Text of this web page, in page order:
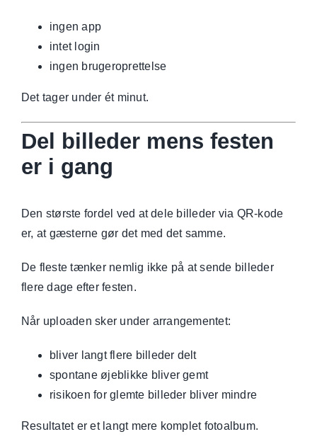
ingen app
intet login
ingen brugeroprettelse
Det tager under ét minut.
Del billeder mens festen
er i gang
Den største fordel ved at dele billeder via QR-kode
er, at gæsterne gør det med det samme.
De fleste tænker nemlig ikke på at sende billeder
flere dage efter festen.
Når uploaden sker under arrangementet:
bliver langt flere billeder delt
spontane øjeblikke bliver gemt
risikoen for glemte billeder bliver mindre
Resultatet er et langt mere komplet fotoalbum.